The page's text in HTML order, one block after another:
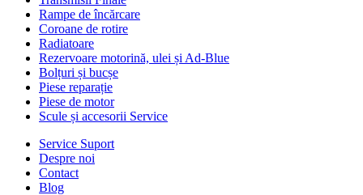
Rampe de încărcare
Coroane de rotire
Radiatoare
Rezervoare motorină, ulei și Ad-Blue
Bolțuri și bucșe
Piese reparație
Piese de motor
Scule și accesorii Service
Service Suport
Despre noi
Contact
Blog